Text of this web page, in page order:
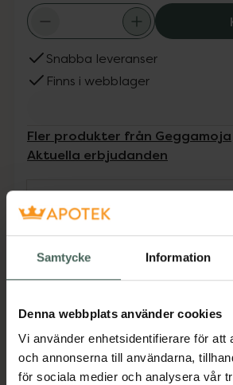
Samtycke Information
Denna webbplats använder cookies
Vi använder enhetsidentifierare för att
och annonserna till användarna,
för sociala medier och analysera vår
Snabba leveranser
Finns i webblager
Fler produkter från Geggamoja
Aktuella erbjudanden
blockeras 98 % av solens
återvunnet material som andas
snabbt.Återvunnet materialSPF
halslinning
Jämförpris 359 kr /st